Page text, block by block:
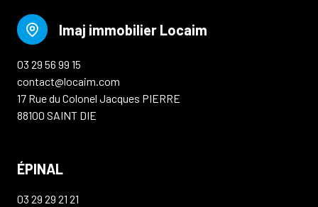
Imaj immobilier Locaim
03 29 56 99 15
contact@locaim.com
17 Rue du Colonel Jacques PIERRE
88100 SAINT DIE
ÉPINAL
03 29 29 21 21